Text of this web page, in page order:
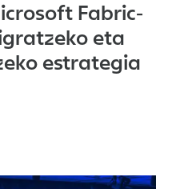
Fabric-
eta
estrategia